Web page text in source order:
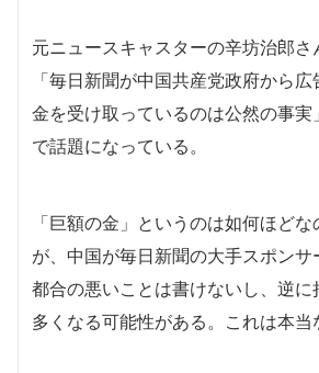
元ニュースキャスターの辛坊治郎
「毎日新聞が中国共産党政府から
金を受け取っているのは公然の事実
で話題になっている。
「巨額の金」というのは如何ほど
が、中国が毎日新聞の大手スポン
都合の悪いことは書けないし、逆
多くなる可能性がある。これは本当